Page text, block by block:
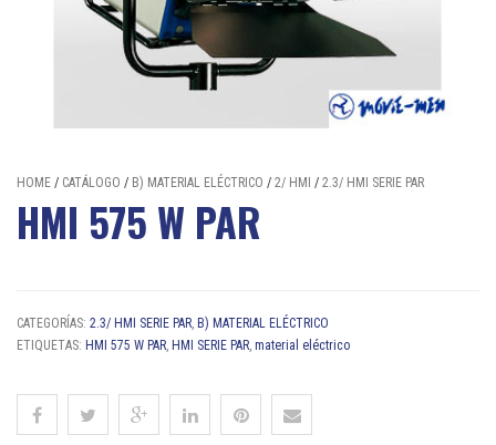
HOME / CATÁLOGO / B) MATERIAL ELÉCTRICO / 2/ HMI / 2.3/ HMI SERIE PAR
HMI 575 W PAR
CATEGORÍAS: 2.3/ HMI SERIE PAR, B) MATERIAL ELÉCTRICO
ETIQUETAS: HMI 575 W PAR, HMI SERIE PAR, material eléctrico